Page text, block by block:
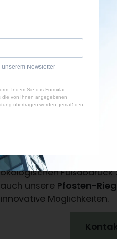
Nachhaltigkeit
Element-Fassaden
sie ressourceneffizient
hervorragende
hochwertiger
Ihres Gebäudes deutlich
Umwelt und Ihre
Fassadenlösungen
Umweltstandards und
ökologischen Fußabdruck
auch unsere Pfosten-
innovative Möglichkeiten.